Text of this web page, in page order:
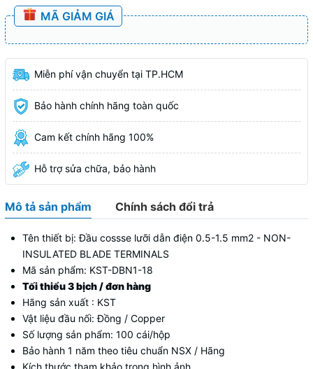
MÃ GIẢM GIÁ
Miễn phí vận chuyển tại TP.HCM
Bảo hành chính hãng toàn quốc
Cam kết chính hãng 100%
Hỗ trợ sửa chữa, bảo hành
Mô tả sản phẩm Chính sách đổi trả
Tên thiết bị: Đầu cossse lưỡi dẫn điện 0.5-1.5 mm2 - NON-
INSULATED BLADE TERMINALS
Mã sản phẩm: KST-DBN1-18
Tối thiểu 3 bịch / đơn hàng
Hãng sản xuất : KST
Vật liệu đầu nối: Đồng / Copper
Số lượng sản phẩm: 100 cái/hộp
Bảo hành 1 năm theo tiêu chuẩn NSX / Hãng
Kích thước tham khảo trong hình ảnh